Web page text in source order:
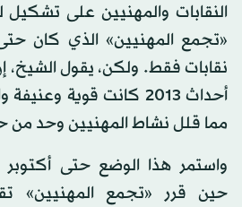
النقابات والمهنيين على تشكيل
نقابات فقط. ولكن، يقول الشيخ،
أحداث 2013 كانت قوية
مما قلل نشاط المهنيين وحد من
حين قرر «تجمع المهنيين»